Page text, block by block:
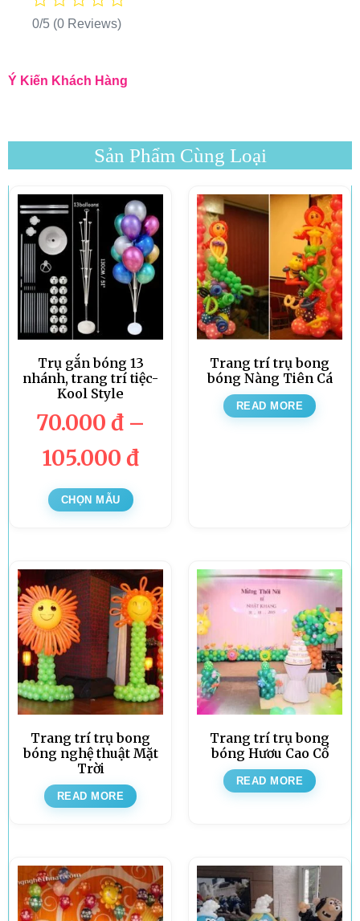
0/5 (0 Reviews)
Ý Kiến Khách Hàng
Sản Phẩm Cùng Loại
Trụ gắn bóng 13
nhánh, trang trí tiệc-
Kool Style
70.000 đ –
105.000 đ
CHỌN MẪU
Trang trí trụ bong
bóng Nàng Tiên Cá
READ MORE
Trang trí trụ bong
bóng nghệ thuật Mặt
Trời
READ MORE
Trang trí trụ bong
bóng Hươu Cao Cổ
READ MORE